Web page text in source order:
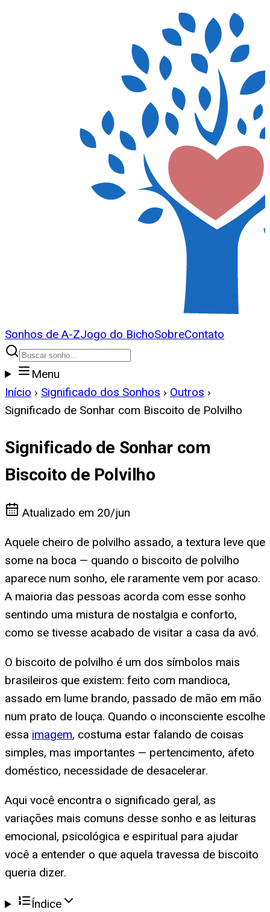
Sonhos de A-ZJogo do BichoSobreContato
Menu
Início › Significado dos Sonhos › Outros ›
Significado de Sonhar com Biscoito de Polvilho
Significado de Sonhar com
Biscoito de Polvilho
Atualizado em 20/jun
Aquele cheiro de polvilho assado, a textura leve que
some na boca — quando o biscoito de polvilho
aparece num sonho, ele raramente vem por acaso.
A maioria das pessoas acorda com esse sonho
sentindo uma mistura de nostalgia e conforto,
como se tivesse acabado de visitar a casa da avó.
O biscoito de polvilho é um dos símbolos mais
brasileiros que existem: feito com mandioca,
assado em lume brando, passado de mão em mão
num prato de louça. Quando o inconsciente escolhe
essa imagem, costuma estar falando de coisas
simples, mas importantes — pertencimento, afeto
doméstico, necessidade de desacelerar.
Aqui você encontra o significado geral, as
variações mais comuns desse sonho e as leituras
emocional, psicológica e espiritual para ajudar
você a entender o que aquela travessa de biscoito
queria dizer.
Índice